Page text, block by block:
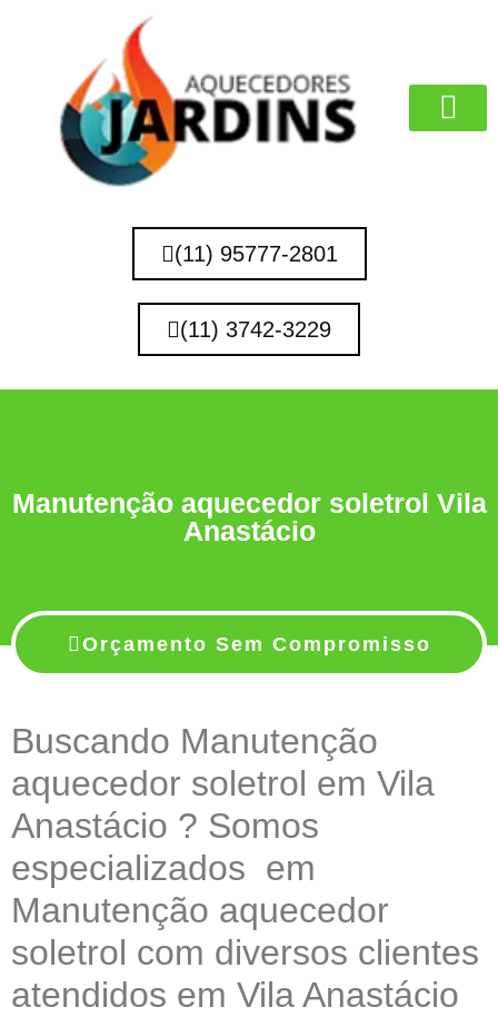
(11) 95777-2801
(11) 3742-3229
Manutenção aquecedor soletrol Vila
Anastácio
Orçamento Sem Compromisso
Buscando Manutenção
aquecedor soletrol em Vila
Anastácio ? Somos
especializados em
Manutenção aquecedor
soletrol com diversos clientes
atendidos em Vila Anastácio